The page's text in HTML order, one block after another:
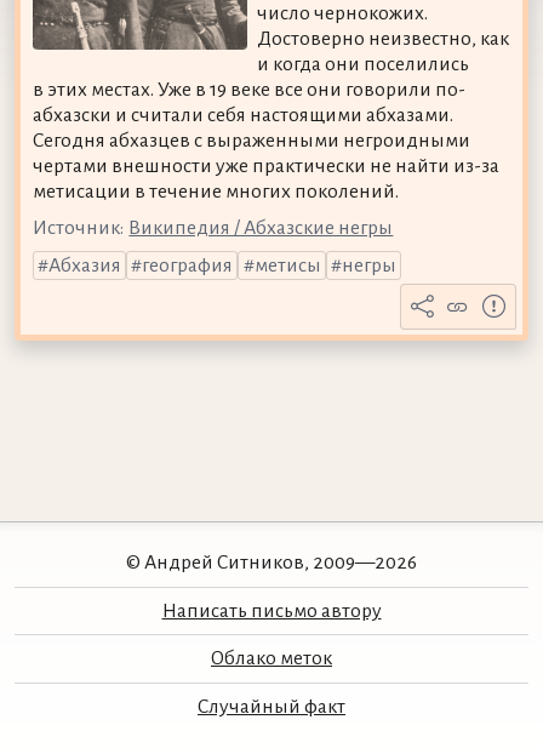
число чернокожих.
Достоверно неизвестно, как
и когда они поселились
в этих местах. Уже в 19 веке все они говорили по-
абхазски и считали себя настоящими абхазами.
Сегодня абхазцев с выраженными негроидными
чертами внешности уже практически не найти из-за
метисации в течение многих поколений.
Источник: Википедия / Абхазские негры
Абхазия
география метисы негры
© Андрей Ситников, 2009—2026
Написать письмо автору
Облако меток
Случайный факт